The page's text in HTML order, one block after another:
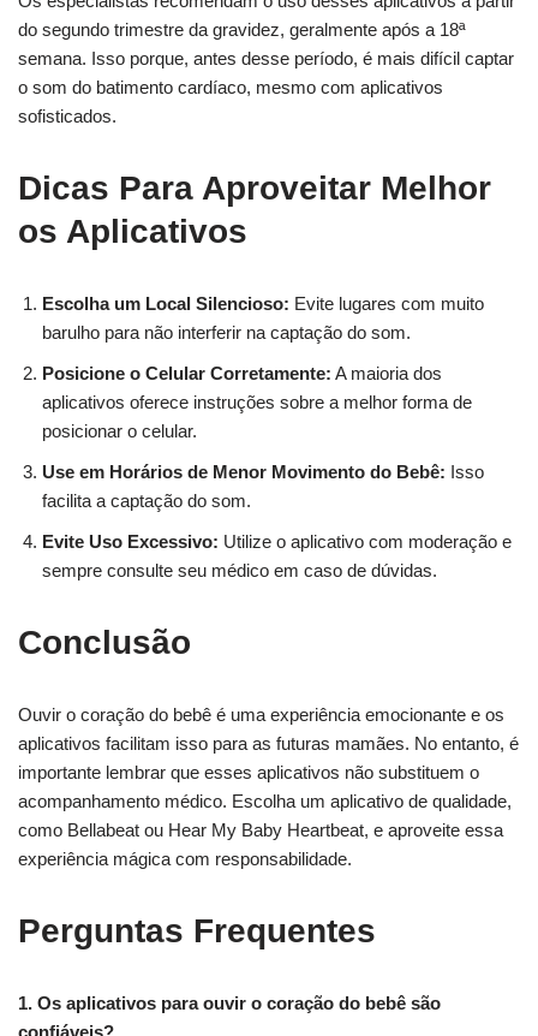
do segundo trimestre da gravidez, geralmente após a 18ª
semana. Isso porque, antes desse período, é mais difícil captar
o som do batimento cardíaco, mesmo com aplicativos
sofisticados.
Dicas Para Aproveitar Melhor
os Aplicativos
Escolha um Local Silencioso: Evite lugares com muito
barulho para não interferir na captação do som.
Posicione o Celular Corretamente: A maioria dos
aplicativos oferece instruções sobre a melhor forma de
posicionar o celular.
Use em Horários de Menor Movimento do Bebê: Isso
facilita a captação do som.
Evite Uso Excessivo: Utilize o aplicativo com moderação e
sempre consulte seu médico em caso de dúvidas.
Conclusão
Ouvir o coração do bebê é uma experiência emocionante e os
aplicativos facilitam isso para as futuras mamães. No entanto, é
importante lembrar que esses aplicativos não substituem o
acompanhamento médico. Escolha um aplicativo de qualidade,
como Bellabeat ou Hear My Baby Heartbeat, e aproveite essa
experiência mágica com responsabilidade.
Perguntas Frequentes
1. Os aplicativos para ouvir o coração do bebê são
confiáveis?